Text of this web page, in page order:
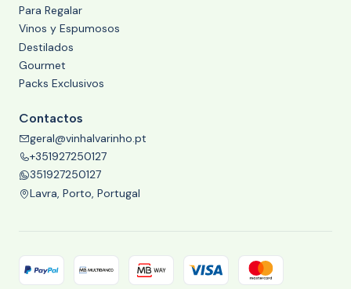
Para Regalar
Vinos y Espumosos
Destilados
Gourmet
Packs Exclusivos
Contactos
geral@vinhalvarinho.pt
+351927250127
351927250127
Lavra, Porto, Portugal